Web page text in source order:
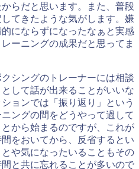
らだと思います。また、普段
てきたような気がします。嫌
にならずになったなぁと実感
ーニングの成果だと思ってま
シングのトレーナーには相談
して話が出来ることがいいな
ョンでは「振り返り」という
ングの間をどうやって過して
から始まるのですが、これが
をおいてから、反省するとい
や気になったいることもその
と共に忘れることが多いので